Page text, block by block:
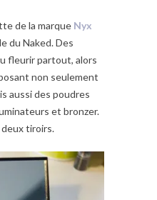
de la marque Nyx
du Naked. Des
fleurir partout, alors
non seulement
aussi des poudres
et bronzer.
deux tiroirs.